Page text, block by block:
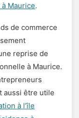
Maurice.
de commerce
reprise de
à Maurice.
aussi être utile
à l’île